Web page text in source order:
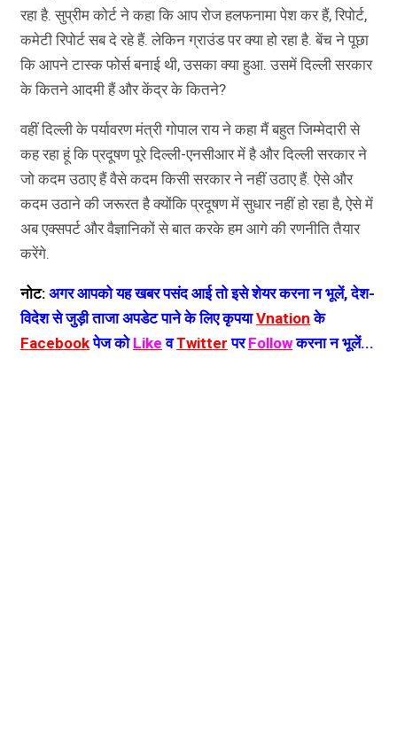
रहा है. सुप्रीम कोर्ट ने कहा कि आप रोज हलफनामा पेश कर हैं, रिपोर्ट,
कमेटी रिपोर्ट सब दे रहे हैं. लेकिन ग्राउंड पर क्या हो रहा है. बेंच ने पूछा
कि आपने टास्क फोर्स बनाई थी, उसका क्या हुआ. उसमें दिल्ली सरकार
के कितने आदमी हैं और केंद्र के कितने?
वहीं दिल्ली के पर्यावरण मंत्री गोपाल राय ने कहा मैं बहुत जिम्मेदारी से
कह रहा हूं कि प्रदूषण पूरे दिल्ली-एनसीआर में है और दिल्ली सरकार ने
जो कदम उठाए हैं वैसे कदम किसी सरकार ने नहीं उठाए हैं. ऐसे और
कदम उठाने की जरूरत है क्योंकि प्रदूषण में सुधार नहीं हो रहा है, ऐसे में
अब एक्सपर्ट और वैज्ञानिकों से बात करके हम आगे की रणनीति तैयार
करेंगे.
नोट: अगर आपको यह खबर पसंद आई तो इसे शेयर करना न भूलें, देश-
विदेश से जुड़ी ताजा अपडेट पाने के लिए कृपयाVnation के
Facebookपेज को Like वTwitter परFollowकरना न भूलें...